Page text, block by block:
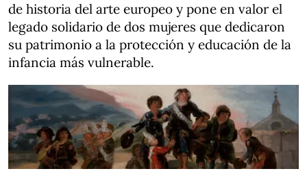
de historia del arte europeo y pone en valor el
legado solidario de dos mujeres que dedicaron
su patrimonio a la protección y educación de la
infancia más vulnerable.